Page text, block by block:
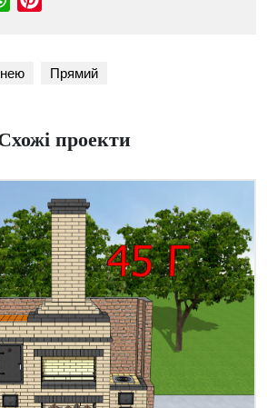
TelegramWhatsApp
Pinterest
Прямий
проекти